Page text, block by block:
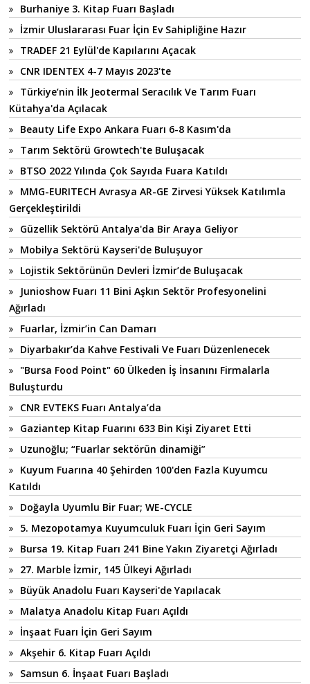
Burhaniye 3. Kitap Fuarı Başladı
İzmir Uluslararası Fuar İçin Ev Sahipliğine Hazır
TRADEF 21 Eylül'de Kapılarını Açacak
CNR IDENTEX 4-7 Mayıs 2023'te
Türkiye’nin İlk Jeotermal Seracılık Ve Tarım Fuarı
Kütahya'da Açılacak
Beauty Life Expo Ankara Fuarı 6-8 Kasım'da
Tarım Sektörü Growtech'te Buluşacak
BTSO 2022 Yılında Çok Sayıda Fuara Katıldı
MMG-EURITECH Avrasya AR-GE Zirvesi Yüksek Katılımla
Gerçekleştirildi
Güzellik Sektörü Antalya'da Bir Araya Geliyor
Mobilya Sektörü Kayseri'de Buluşuyor
Lojistik Sektörünün Devleri İzmir’de Buluşacak
Junioshow Fuarı 11 Bini Aşkın Sektör Profesyonelini
Ağırladı
Fuarlar, İzmir’in Can Damarı
Diyarbakır’da Kahve Festivali Ve Fuarı Düzenlenecek
"Bursa Food Point" 60 Ülkeden İş İnsanını Firmalarla
Buluşturdu
CNR EVTEKS Fuarı Antalya’da
Gaziantep Kitap Fuarını 633 Bin Kişi Ziyaret Etti
Uzunoğlu; “Fuarlar sektörün dinamiği”
Kuyum Fuarına 40 Şehirden 100'den Fazla Kuyumcu
Katıldı
Doğayla Uyumlu Bir Fuar; WE-CYCLE
5. Mezopotamya Kuyumculuk Fuarı İçin Geri Sayım
Bursa 19. Kitap Fuarı 241 Bine Yakın Ziyaretçi Ağırladı
27. Marble İzmir, 145 Ülkeyi Ağırladı
Büyük Anadolu Fuarı Kayseri'de Yapılacak
Malatya Anadolu Kitap Fuarı Açıldı
İnşaat Fuarı İçin Geri Sayım
Akşehir 6. Kitap Fuarı Açıldı
Samsun 6. İnşaat Fuarı Başladı